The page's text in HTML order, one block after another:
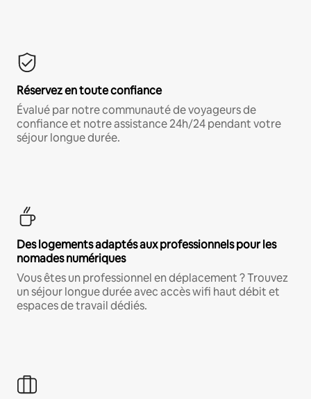
Réservez en toute confiance
Évalué par notre communauté de voyageurs de
confiance et notre assistance 24h/24 pendant votre
séjour longue durée.
Des logements adaptés aux professionnels pour les
nomades numériques
Vous êtes un professionnel en déplacement ? Trouvez
un séjour longue durée avec accès wifi haut débit et
espaces de travail dédiés.